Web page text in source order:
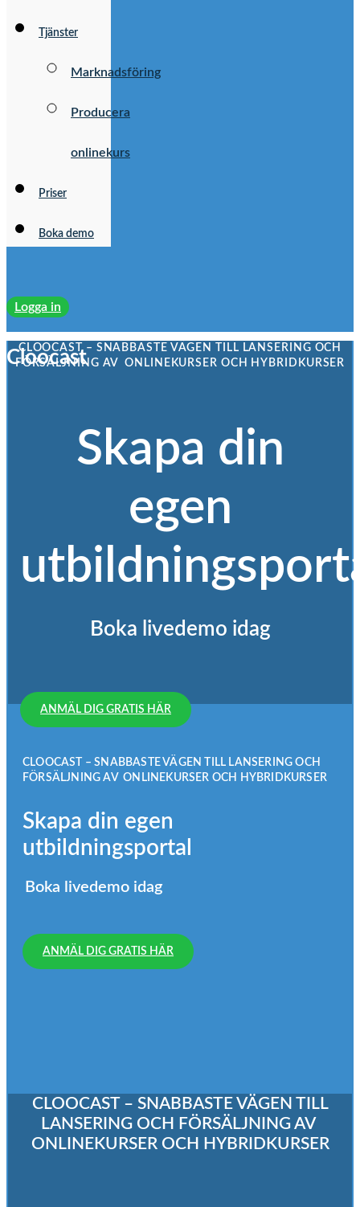
Tjänster
Marknadsföring
Producera
onlinekurs
Priser
Boka demo
Logga in
Cloocast
CLOOCAST – SNABBASTE VÄGEN TILL LANSERING OCH
FÖRSÄLJNING AV ONLINEKURSER OCH HYBRIDKURSER
Skapa din
egen
Boka livedemo idag
ANMÄL DIG GRATIS HÄR
CLOOCAST – SNABBASTE VÄGEN TILL LANSERING OCH
FÖRSÄLJNING AV ONLINEKURSER OCH HYBRIDKURSER
Skapa din egen
utbildningsportal
Boka livedemo idag
ANMÄL DIG GRATIS HÄR
CLOOCAST – SNABBASTE VÄGEN TILL
LANSERING OCH FÖRSÄLJNING AV
ONLINEKURSER OCH HYBRIDKURSER